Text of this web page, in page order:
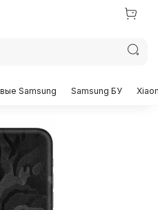
Samsung Samsung БУ